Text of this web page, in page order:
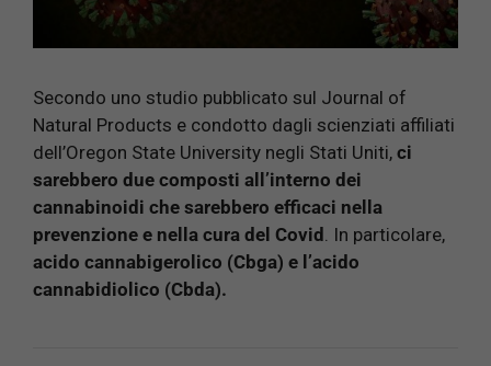
Secondo uno studio pubblicato sul Journal of
Natural Products e condotto dagli scienziati affiliati
dell’Oregon State University negli Stati Uniti, ci
sarebbero due composti all’interno dei
cannabinoidi che sarebbero efficaci nella
prevenzione e nella cura del Covid . In particolare,
acido cannabigerolico (Cbga) e l’acido
cannabidiolico (Cbda).